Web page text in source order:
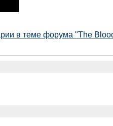
в теме форума "The